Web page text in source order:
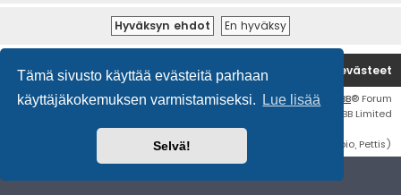
Tämä sivusto käyttää evästeitä parhaan
käyttäjäkokemuksen varmistamiseksi.
Lue lisää
Selvä!
Etusivu Poista evästeet
Flat Style byIan Bradley• Keskustelufoorumin ohjelmisto phpBB® Forum
Software © phpBB Limited
Käännös: phpBB Suomi (lurttinen, harritapio, Pettis)